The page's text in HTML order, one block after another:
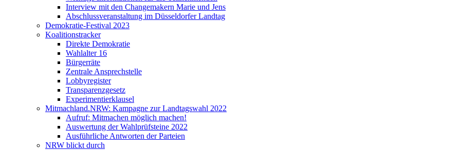
Interview mit den Changemakern Marie und Jens
Abschlussveranstaltung im Düsseldorfer Landtag
Demokratie-Festival 2023
Koalitionstracker
Direkte Demokratie
Wahlalter 16
Bürgerräte
Zentrale Ansprechstelle
Lobbyregister
Transparenzgesetz
Experimentierklausel
Mitmachland.NRW: Kampagne zur Landtagswahl 2022
Aufruf: Mitmachen möglich machen!
Auswertung der Wahlprüfsteine 2022
Ausführliche Antworten der Parteien
NRW blickt durch